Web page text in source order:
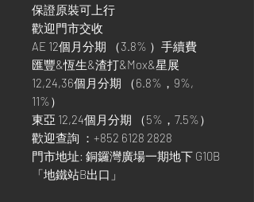
保證原裝可上行
歡迎門市交收
AE 12個月分期 （3.8% ）手續費
匯豐&恆生&渣打&Mox&星展
12,24,36個月分期 （6.8%，9%,
11%）
東亞 12,24個月分期 （5%，7.5%）
歡迎查詢 ：+852 6128 2828
門市地址: 銅鑼灣廣場一期地下 G10B
「地鐵站B出口」